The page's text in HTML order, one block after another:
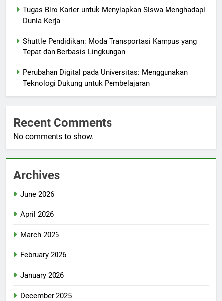
Tugas Biro Karier untuk Menyiapkan Siswa Menghadapi
Dunia Kerja
Shuttle Pendidikan: Moda Transportasi Kampus yang
Tepat dan Berbasis Lingkungan
Perubahan Digital pada Universitas: Menggunakan
Teknologi Dukung untuk Pembelajaran
Recent Comments
No comments to show.
Archives
June 2026
April 2026
March 2026
February 2026
January 2026
December 2025